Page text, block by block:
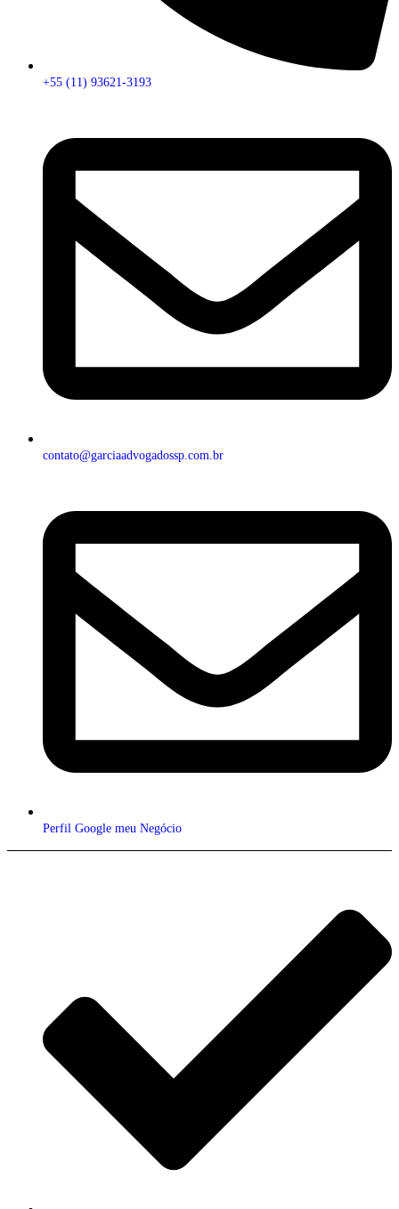
+55 (11) 93621-3193
contato@garciaadvogadossp.com.br
Perfil Google meu Negócio